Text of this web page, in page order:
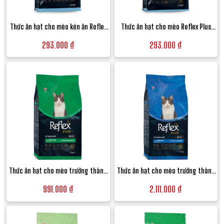
ngạch từ Thổ Nhĩ Kỳ. Chúng tôi mang đến lựa chọn dinh dưỡng kinh tế nhưng vẫn
đảm bảo chất lượng cao cấp cho thú cưng của bạn.
Đặt hàng ngay để giúp mèo cưng của bạn luôn khỏe mạnh và giữ dáng chuẩn
cùng Happy Pet Family!
thuc an cho meo triet san, hat trendline sterilised, hat meo tho nhi ky, trendline
chicken, happy pet family, thuc an meo gia tot, hat meo kiem soat can nang
Thức ăn hạt cho mèo kén ăn Reflex
cưỡng - Túi 1.5kg
293.000 ₫
Thức ăn hạt cho mèo Reflex Plus
lông - Túi 1.5kg
293.000 ₫
Thức ăn hạt cho mèo trưởng thành
- Túi 8kg
991.000 ₫
Thức ăn hạt cho mèo trưởng thành
Bao 15kg
2.111.000 ₫